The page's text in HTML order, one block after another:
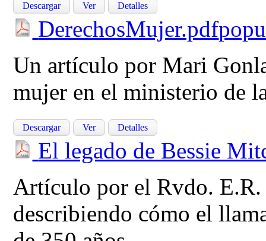
Descargar Ver Detalles
DerechosMujer.pdf
Un artículo por Mari
mujer en el ministerio de
Descargar Ver Detalles
El legado de Bessie
Artículo por el Rvdo.
describiendo cómo el